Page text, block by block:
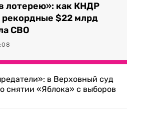
лотерею»: как КНДР
рекордные $22 млрд
СВО
в Верховный суд
снятии «Яблока» с выборов